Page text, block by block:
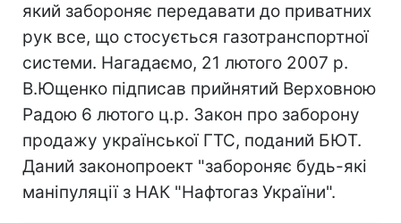
який забороняє передавати до приватних
рук все, що стосується газотранспортної
системи. Нагадаємо, 21 лютого 2007 р.
В.Ющенко підписав прийнятий Верховною
Радою 6 лютого ц.р. Закон про заборону
продажу української ГТС, поданий БЮТ.
Даний законопроект "забороняє будь-які
маніпуляції з НАК "Нафтогаз України".